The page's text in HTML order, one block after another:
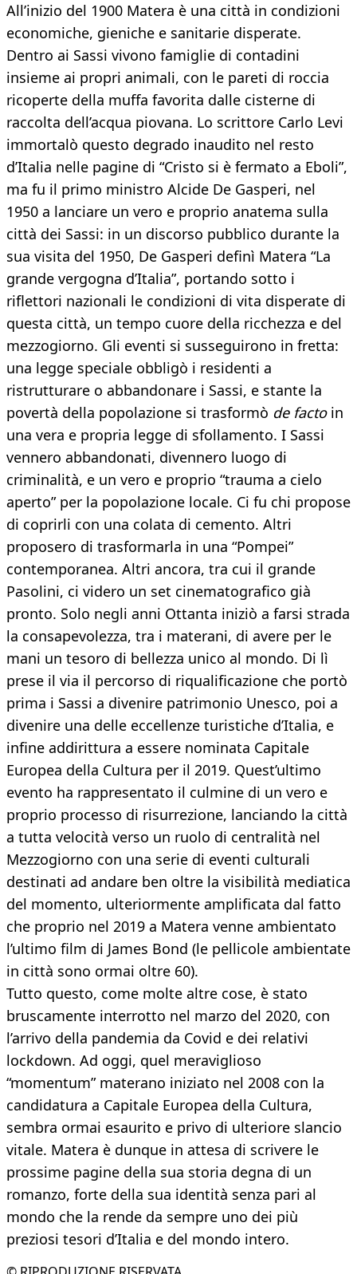
All’inizio del 1900 Matera è una città in condizioni
economiche, gieniche e sanitarie disperate.
Dentro ai Sassi vivono famiglie di contadini
insieme ai propri animali, con le pareti di roccia
ricoperte della muffa favorita dalle cisterne di
raccolta dell’acqua piovana. Lo scrittore Carlo Levi
immortalò questo degrado inaudito nel resto
d’Italia nelle pagine di “Cristo si è fermato a Eboli”,
ma fu il primo ministro Alcide De Gasperi, nel
1950 a lanciare un vero e proprio anatema sulla
città dei Sassi: in un discorso pubblico durante la
sua visita del 1950, De Gasperi definì Matera “La
grande vergogna d’Italia”, portando sotto i
riflettori nazionali le condizioni di vita disperate di
questa città, un tempo cuore della ricchezza e del
mezzogiorno. Gli eventi si susseguirono in fretta:
una legge speciale obbligò i residenti a
ristrutturare o abbandonare i Sassi, e stante la
povertà della popolazione si trasformò de factoin
una vera e propria legge di sfollamento. I Sassi
vennero abbandonati, divennero luogo di
criminalità, e un vero e proprio “trauma a cielo
aperto” per la popolazione locale. Ci fu chi propose
di coprirli con una colata di cemento. Altri
proposero di trasformarla in una “Pompei”
contemporanea. Altri ancora, tra cui il grande
Pasolini, ci videro un set cinematografico già
pronto. Solo negli anni Ottanta iniziò a farsi strada
la consapevolezza, tra i materani, di avere per le
mani un tesoro di bellezza unico al mondo. Di lì
prese il via il percorso di riqualificazione che portò
prima i Sassi a divenire patrimonio Unesco, poi a
divenire una delle eccellenze turistiche d’Italia, e
infine addirittura a essere nominata Capitale
Europea della Cultura per il 2019. Quest’ultimo
evento ha rappresentato il culmine di un vero e
proprio processo di risurrezione, lanciando la città
a tutta velocità verso un ruolo di centralità nel
Mezzogiorno con una serie di eventi culturali
destinati ad andare ben oltre la visibilità mediatica
del momento, ulteriormente amplificata dal fatto
che proprio nel 2019 a Matera venne ambientato
l’ultimo film di James Bond (le pellicole ambientate
in città sono ormai oltre 60).
Tutto questo, come molte altre cose, è stato
bruscamente interrotto nel marzo del 2020, con
l’arrivo della pandemia da Covid e dei relativi
lockdown. Ad oggi, quel meraviglioso
“momentum” materano iniziato nel 2008 con la
candidatura a Capitale Europea della Cultura,
sembra ormai esaurito e privo di ulteriore slancio
vitale. Matera è dunque in attesa di scrivere le
prossime pagine della sua storia degna di un
romanzo, forte della sua identità senza pari al
mondo che la rende da sempre uno dei più
preziosi tesori d’Italia e del mondo intero.